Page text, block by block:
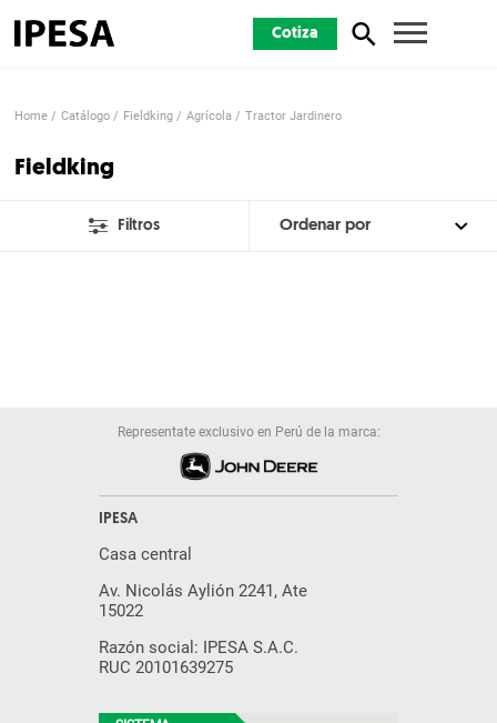
Cotiza
Home Catálogo Fieldking Agrícola Tractor Jardinero
Fieldking
Filtros
Representate exclusivo en Perú de la marca:
IPESA
Casa central
Av. Nicolás Aylión 2241, Ate
15022
Razón social: IPESA S.A.C.
RUC 20101639275